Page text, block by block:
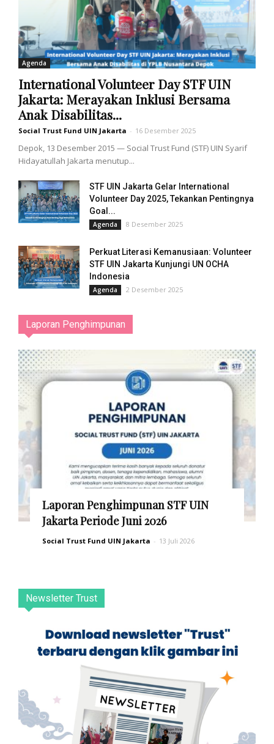
Agenda
International Volunteer Day STF UIN
Jakarta: Merayakan Inklusi Bersama
Anak Disabilitas...
Social Trust Fund UIN Jakarta - 16 Desember 2025
Depok, 13 Desember 2015 — Social Trust Fund (STF) UIN Syarif
Hidayatullah Jakarta menutup...
STF UIN Jakarta Gelar International
Volunteer Day 2025, Tekankan Pentingnya
Goal...
Agenda 8 Desember 2025
Perkuat Literasi Kemanusiaan: Volunteer
STF UIN Jakarta Kunjungi UN OCHA
Indonesia
Agenda 2 Desember 2025
Laporan Penghimpunan
Laporan Penghimpunan STF UIN
Jakarta Periode Juni 2026
Social Trust Fund UIN Jakarta - 13 Juli 2026
Newsletter Trust